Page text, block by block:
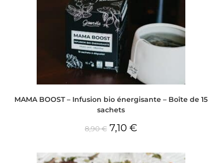
MAMA BOOST – Infusion bio énergisante – Boîte de 15
sachets
8,90€ 7,10 €